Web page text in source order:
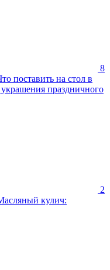
8
поставить на стол в
праздничного
2
кулич: